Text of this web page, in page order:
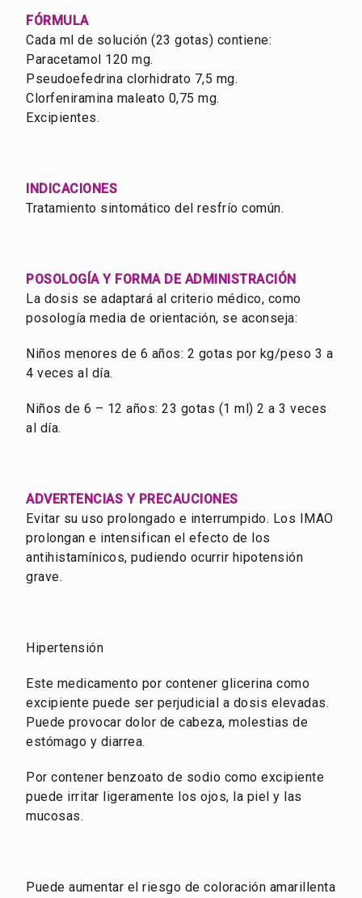
FÓRMULA
Cada ml de solución (23 gotas) contiene:
Paracetamol 120 mg.
Pseudoefedrina clorhidrato 7,5 mg.
Clorfeniramina maleato 0,75 mg.
Excipientes.
INDICACIONES
Tratamiento sintomático del resfrío común.
POSOLOGÍA Y FORMA DE ADMINISTRACIÓN
La dosis se adaptará al criterio médico, como
posología media de orientación, se aconseja:
Niños menores de 6 años: 2 gotas por kg/peso 3 a
4 veces al día.
Niños de 6 – 12 años: 23 gotas (1 ml) 2 a 3 veces
al día.
ADVERTENCIAS Y PRECAUCIONES
Evitar su uso prolongado e interrumpido. Los IMAO
prolongan e intensifican el efecto de los
antihistamínicos, pudiendo ocurrir hipotensión
grave.
Hipertensión
Este medicamento por contener glicerina como
excipiente puede ser perjudicial a dosis elevadas.
Puede provocar dolor de cabeza, molestias de
estómago y diarrea.
Por contener benzoato de sodio como excipiente
puede irritar ligeramente los ojos, la piel y las
mucosas.
Puede aumentar el riesgo de coloración amarillenta